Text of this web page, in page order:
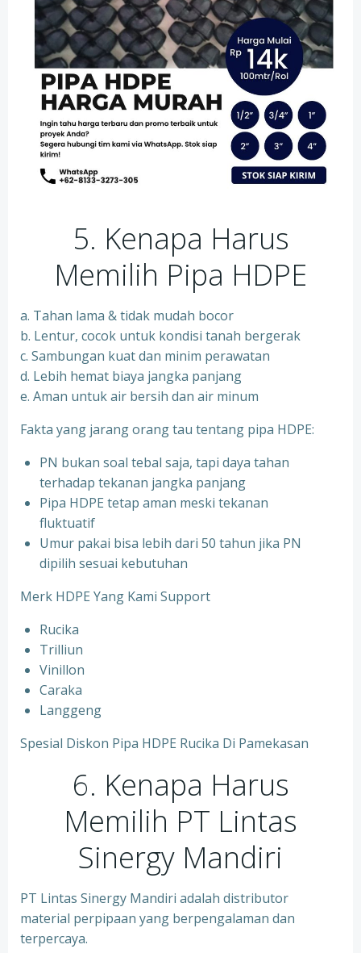
5. Kenapa Harus
Memilih Pipa HDPE
a. Tahan lama & tidak mudah bocor
b. Lentur, cocok untuk kondisi tanah bergerak
c. Sambungan kuat dan minim perawatan
d. Lebih hemat biaya jangka panjang
e. Aman untuk air bersih dan air minum
Fakta yang jarang orang tau tentang pipa HDPE:
PN bukan soal tebal saja, tapi daya tahan
terhadap tekanan jangka panjang
Pipa HDPE tetap aman meski tekanan
fluktuatif
Umur pakai bisa lebih dari 50 tahun jika PN
dipilih sesuai kebutuhan
Merk HDPE Yang Kami Support
Rucika
Trilliun
Vinillon
Caraka
Langgeng
Spesial Diskon Pipa HDPE Rucika Di Pamekasan
6. Kenapa Harus
Memilih PT Lintas
Sinergy Mandiri
PT Lintas Sinergy Mandiri adalah distributor
material perpipaan yang berpengalaman dan
terpercaya.